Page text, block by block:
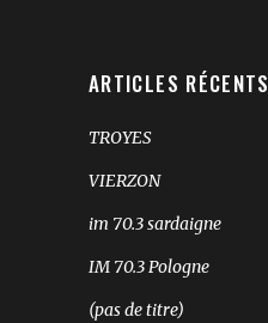
ARTICLES RÉCENTS
TROYES
VIERZON
im 70.3 sardaigne
IM 70.3 Pologne
(pas de titre)